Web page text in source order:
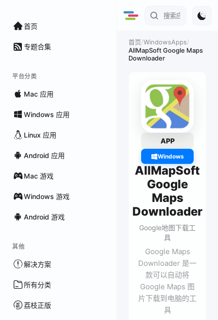
首页
专题合集
平台分类
Mac 应用
Windows 应用
Linux 应用
Android 应用
Mac 游戏
Windows 游戏
Android 游戏
其他
解决方案
所有分类
荔枝正版
首页/WindowsApps/
AllMapSoft Google Maps
Downloader
APP
Windows
AllMapSoft
Google
Maps
Downloader
Google地图下载工
具
Google Maps
Downloader 是一
款可以自动将
Google Maps 图
片下载到电脑的工
具